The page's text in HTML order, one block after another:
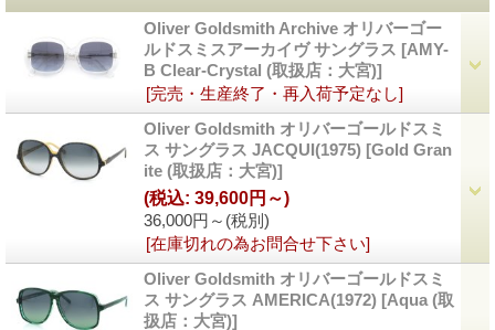
Oliver Goldsmith Archive オリバーゴー
ルドスミスアーカイヴ サングラス [AMY-
B Clear-Crystal (取扱店：大宮)]
[完売・生産終了・再入荷予定なし]
Oliver Goldsmith オリバーゴールドスミ
ス サングラス JACQUI(1975) [Gold Gran
ite (取扱店：大宮)]
36,000円～ (税別)
(税込: 39,600円～)
[在庫切れの為お問合せ下さい]
Oliver Goldsmith オリバーゴールドスミ
ス サングラス AMERICA(1972) [Aqua (取
扱店：大宮)]